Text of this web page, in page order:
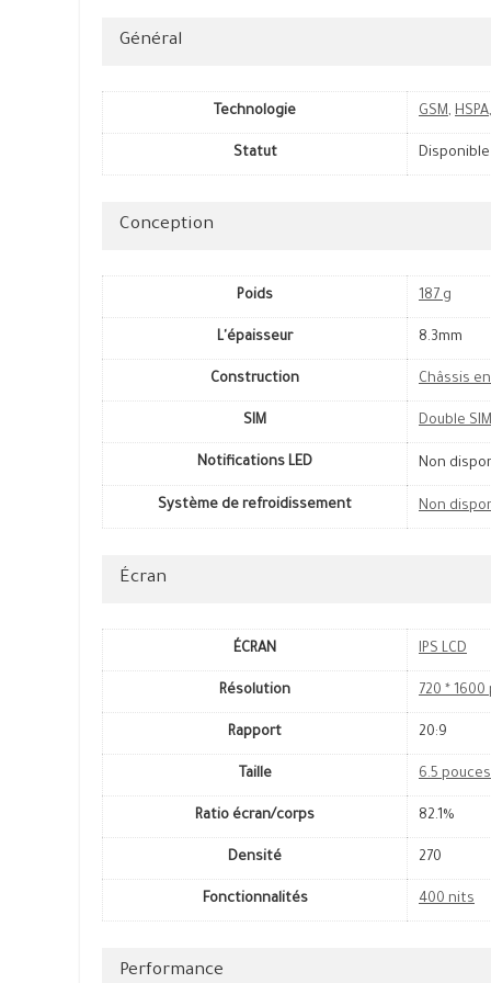
Général
Technologie GSM, HSPA,
Statut Disponible
Conception
Poids 187 g
L'épaisseur 8.3mm
Construction Châssis
SIM Double SIM
Notifications LED Non
Système de refroidissement Non
Écran
ÉCRAN IPS LCD
Résolution 720 * 1600
Rapport 20:9
Taille 6.5 pouces
Ratio écran/corps 82.1%
Densité 270
Fonctionnalités 400 nits
Performance